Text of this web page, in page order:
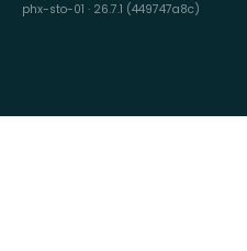
phx-sto-01 · 26.7.1 (449747a8c)